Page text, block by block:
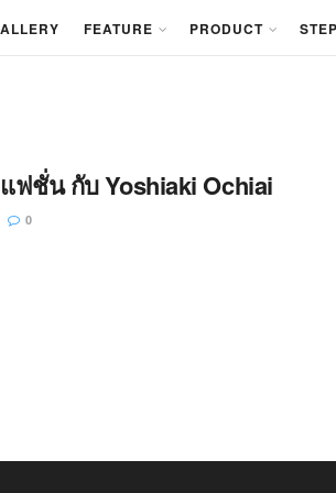
FEATURE PRODUCT
ฟชั่น กับ Yoshiaki Ochiai
0